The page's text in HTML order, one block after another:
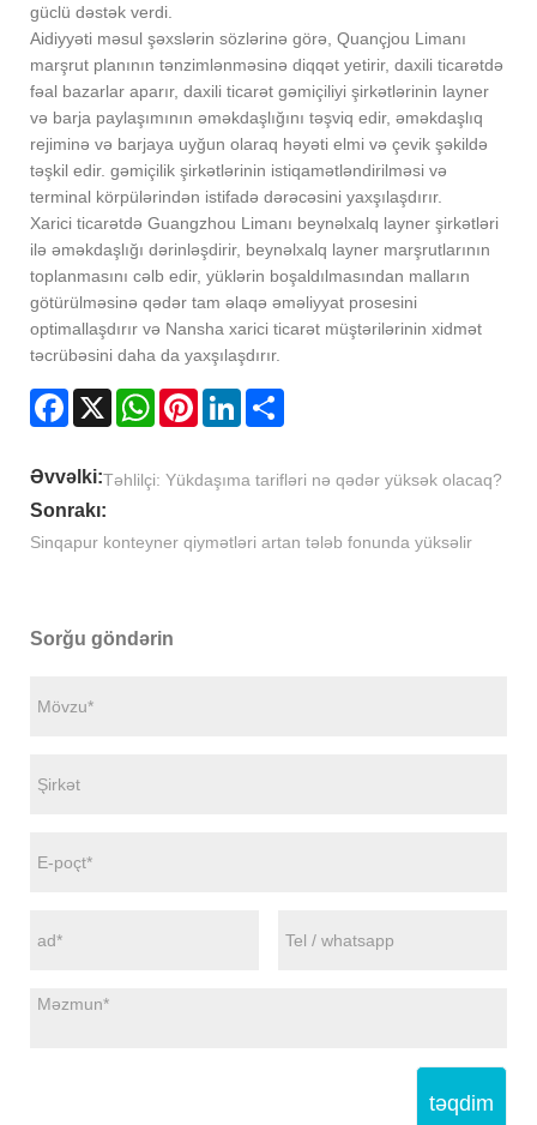
güclü dəstək verdi.
Aidiyyəti məsul şəxslərin sözlərinə görə, Quançjou Limanı
marşrut planının tənzimlənməsinə diqqət yetirir, daxili ticarətdə
fəal bazarlar aparır, daxili ticarət gəmiçiliyi şirkətlərinin layner
və barja paylaşımının əməkdaşlığını təşviq edir, əməkdaşlıq
rejiminə və barjaya uyğun olaraq həyəti elmi və çevik şəkildə
təşkil edir. gəmiçilik şirkətlərinin istiqamətləndirilməsi və
terminal körpülərindən istifadə dərəcəsini yaxşılaşdırır.
Xarici ticarətdə Guangzhou Limanı beynəlxalq layner şirkətləri
ilə əməkdaşlığı dərinləşdirir, beynəlxalq layner marşrutlarının
toplanmasını cəlb edir, yüklərin boşaldılmasından malların
götürülməsinə qədər tam əlaqə əməliyyat prosesini
optimallaşdırır və Nansha xarici ticarət müştərilərinin xidmət
təcrübəsini daha da yaxşılaşdırır.
Facebook
X WhatsAppPinterestLinkedIn
Əvvəlki:Təhlilçi: Yükdaşıma tarifləri nə qədər yüksək olacaq?
Sonrakı:
Sinqapur konteyner qiymətləri artan tələb fonunda yüksəlir
Sorğu göndərin
təqdim